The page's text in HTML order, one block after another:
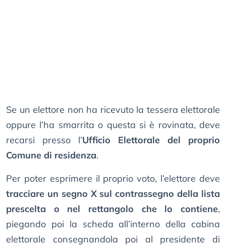
Se un elettore non ha ricevuto la tessera elettorale
oppure l’ha smarrita o questa si è rovinata, deve
recarsi presso l’Ufficio Elettorale del proprio
Comune di residenza.
Per poter esprimere il proprio voto, l’elettore deve
tracciare un segno X sul contrassegno della lista
prescelta o nel rettangolo che lo contiene,
piegando poi la scheda all’interno della cabina
elettorale consegnandola poi al presidente di